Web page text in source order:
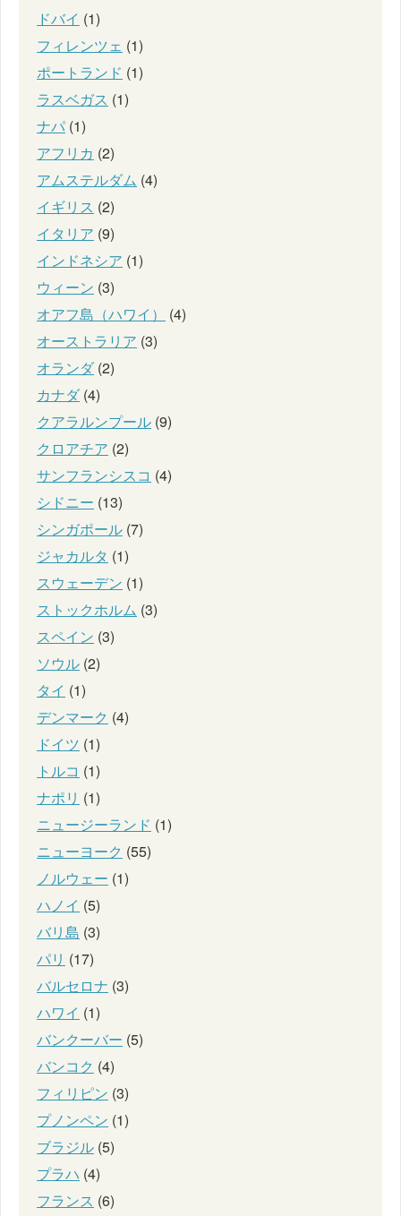
ドバイ (1)
フィレンツェ (1)
ポートランド (1)
ラスベガス (1)
ナパ (1)
アフリカ (2)
アムステルダム (4)
イギリス (2)
イタリア (9)
インドネシア (1)
ウィーン (3)
オアフ島（ハワイ）
(4)
オーストラリア (3)
オランダ(2)
カナダ(4)
クアラルンプール (9)
クロアチア (2)
サンフランシスコ (4)
シドニー (13)
シンガポール (7)
ジャカルタ (1)
スウェーデン (1)
ストックホルム (3)
スペイン (3)
ソウル (2)
タイ (1)
デンマーク (4)
ドイツ (1)
トルコ (1)
ナポリ (1)
ニュージーランド (1)
ニューヨーク (55)
ノルウェー (1)
ハノイ (5)
バリ島 (3)
パリ (17)
バルセロナ (3)
ハワイ (1)
バンクーバー (5)
バンコク (4)
フィリピン (3)
プノンペン (1)
ブラジル (5)
プラハ (4)
フランス (6)